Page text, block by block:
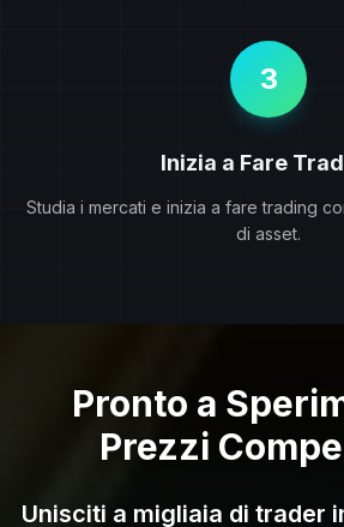
3
Inizia a Fare
Studia i mercati e inizia a fare trading
di asset.
Pronto a
Prezzi
Unisciti a migliaia di trader